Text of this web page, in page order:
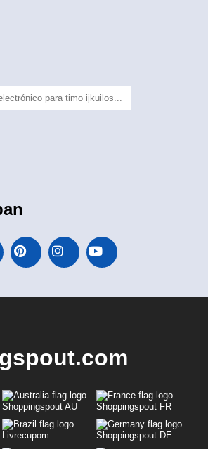
Shoppingspout AU Shoppingspout FR
Livrecupom Shoppingspout DE